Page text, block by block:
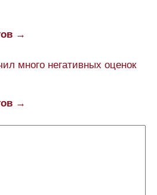
→
много негативных оценок
→